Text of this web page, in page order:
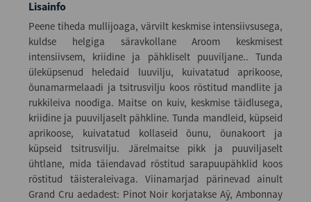
Lisainfo
Peene tiheda mullijoaga, värvilt keskmise intensiivsusega,
kuldse helgiga säravkollane Aroom keskmisest
intensiivsem, kriidine ja pähkliselt puuviljane.. Tunda
üleküpsenud heledaid luuvilju, kuivatatud aprikoose,
õunamarmelaadi ja tsitrusvilju koos röstitud mandlite ja
rukkileiva noodiga. Maitse on kuiv, keskmise täidlusega,
kriidine ja puuviljaselt pähkline. Tunda mandleid, küpseid
aprikoose, kuivatatud kollaseid õunu, õunakoort ja
küpseid tsitrusvilju. Järelmaitse pikk ja puuviljaselt
ühtlane, mida täiendavad röstitud sarapuupähklid koos
röstitud täisteraleivaga. Viinamarjad pärinevad ainult
Grand Cru aedadest: Pinot Noir korjatakse Aÿ, Ambonnay